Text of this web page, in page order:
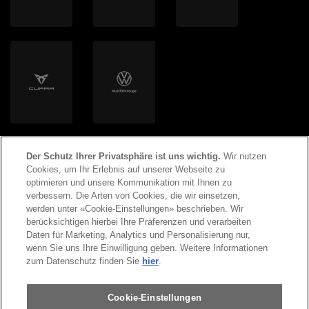
2026 Copyright AMAG Group AG
Impressum Datenschutzerklärung
Der Schutz Ihrer Privatsphäre ist uns wichtig. Wir nutzen
Cookies, um Ihr Erlebnis auf unserer Webseite zu
optimieren und unsere Kommunikation mit Ihnen zu
verbessern. Die Arten von Cookies, die wir einsetzen,
werden unter «Cookie-Einstellungen» beschrieben. Wir
berücksichtigen hierbei Ihre Präferenzen und verarbeiten
Daten für Marketing, Analytics und Personalisierung nur,
wenn Sie uns Ihre Einwilligung geben. Weitere Informationen
zum Datenschutz finden Sie hier.
Cookie-Einstellungen